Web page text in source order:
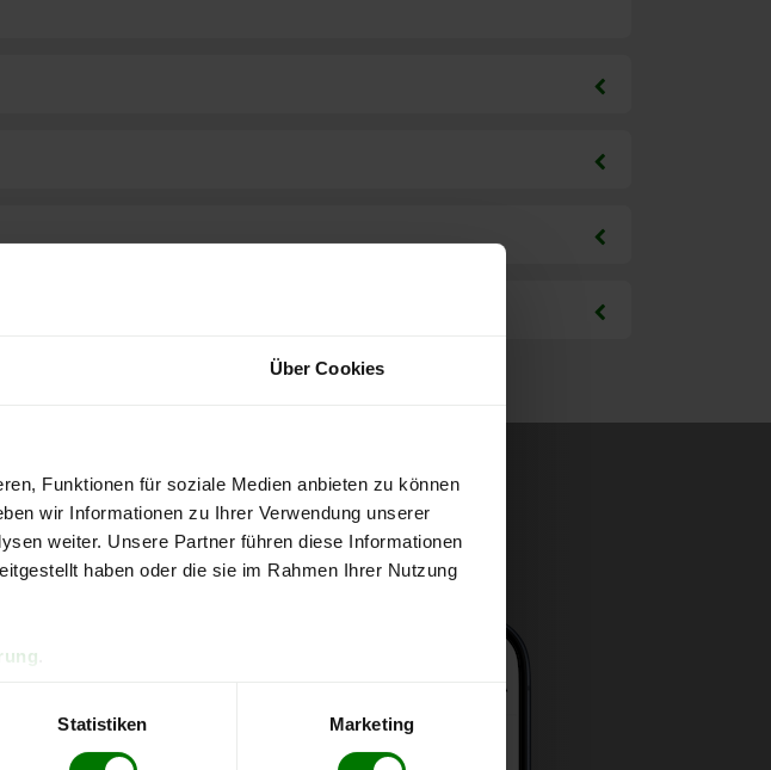
Über Cookies
Funktionen für soziale Medien anbieten zu können
wir Informationen zu Ihrer Verwendung unserer
weiter. Unsere Partner führen diese Informationen
haben oder die sie im Rahmen Ihrer Nutzung
Statistiken Marketing